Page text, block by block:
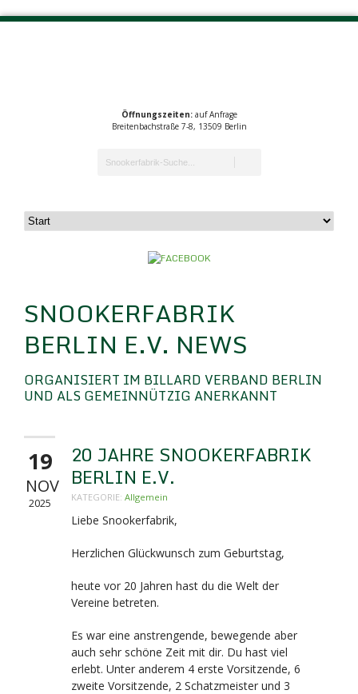
Öffnungszeiten:auf Anfrage
Breitenbachstraße 7-8, 13509 Berlin
SNOOKERFABRIK
BERLIN E.V. NEWS
ORGANISIERT IM BILLARD VERBAND BERLIN
UND ALS GEMEINNÜTZIG ANERKANNT
19
NOV
2025
20 JAHRE SNOOKERFABRIK
BERLIN E.V.
KATEGORIE: Allgemein
Liebe Snookerfabrik,
Herzlichen Glückwunsch zum Geburtstag,
heute vor 20 Jahren hast du die Welt der
Vereine betreten.
Es war eine anstrengende, bewegende aber
auch sehr schöne Zeit mit dir. Du hast viel
erlebt. Unter anderem 4 erste Vorsitzende, 6
zweite Vorsitzende, 2 Schatzmeister und 3